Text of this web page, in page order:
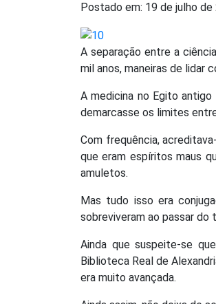
Postado em: 19 de julho de
A separação entre a
mil anos, maneiras de lidar
A medicina no Egito
demarcasse os limites
Com frequência,
que eram espíritos maus
amuletos.
Mas tudo isso era
sobreviveram ao passar do
Ainda que suspeite-se
Biblioteca Real de
era muito avançada.